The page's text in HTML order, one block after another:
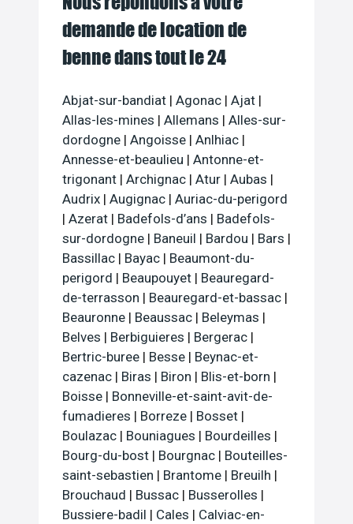
demande de location de
benne dans tout le 24
Abjat-sur-bandiat | Agonac | Ajat |
Allas-les-mines | Allemans | Alles-sur-
dordogne | Angoisse | Anlhiac |
Annesse-et-beaulieu | Antonne-et-
trigonant | Archignac | Atur | Aubas |
Audrix | Augignac | Auriac-du-perigord
| Azerat | Badefols-d’ans | Badefols-
sur-dordogne | Baneuil | Bardou | Bars |
Bassillac | Bayac | Beaumont-du-
perigord | Beaupouyet | Beauregard-
de-terrasson | Beauregard-et-bassac |
Beauronne | Beaussac | Beleymas |
Belves | Berbiguieres | Bergerac |
Bertric-buree | Besse | Beynac-et-
cazenac | Biras | Biron | Blis-et-born |
Boisse | Bonneville-et-saint-avit-de-
fumadieres | Borreze | Bosset |
Boulazac | Bouniagues | Bourdeilles |
Bourg-du-bost | Bourgnac | Bouteilles-
saint-sebastien | Brantome | Breuilh |
Brouchaud | Bussac | Busserolles |
Bussiere-badil | Cales | Calviac-en-